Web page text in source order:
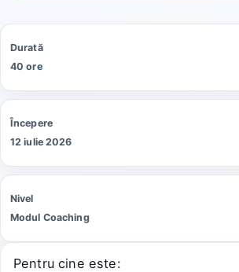
Durată
40 ore
Începere
12 iulie 2026
Nivel
Modul Coaching
Pentru cine este: